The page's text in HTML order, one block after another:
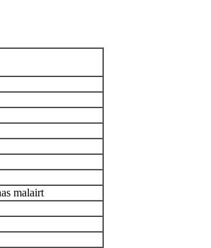
malairt